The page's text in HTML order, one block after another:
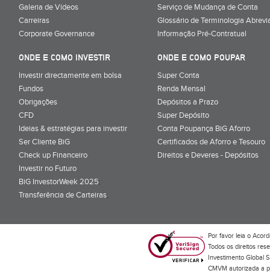
Galeria de Vídeos
Carreiras
Corporate Governance
Serviço de Mudança de Conta
Glossário de Terminologia
Informação Pré-Contratual
ONDE E COMO INVESTIR
Investir directamente em bolsa
Fundos
Obrigações
CFD
Ideias & estratégias para investir
Ser Cliente BiG
Check up Financeiro
Investir no Futuro
BiG InvestorWeek 2025;
Transferência de Carteiras;
ONDE E COMO POUPAR
Super Conta
Renda Mensal
Depósitos a Prazo
Super Depósito
Conta Poupança BiG Aforro
Certificados de Aforro e Tesouro
Direitos e Deveres - Depósitos
Por favor leia o
Todos os direitos
Investimento Global
CMVM autorizada a